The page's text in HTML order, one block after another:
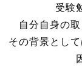
受験
自分自身の
その背景として